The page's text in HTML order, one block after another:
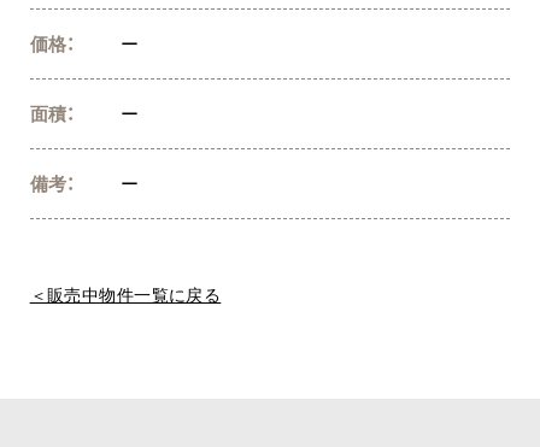
価格： ー
面積： ー
備考： ー
＜販売中物件一覧に戻る